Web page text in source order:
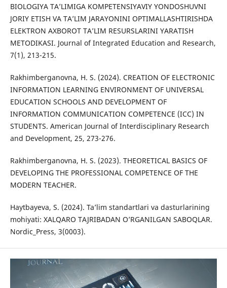
BIOLOGIYA TA’LIMIGA KOMPETENSIYAVIY YONDOSHUVNI
JORIY ETISH VA TA’LIM JARAYONINI OPTIMALLASHTIRISHDA
ELEKTRON AXBOROT TA’LIM RESURSLARINI YARATISH
METODIKASI. Journal of Integrated Education and Research,
7(1), 213-215.
Rakhimberganovna, H. S. (2024). CREATION OF ELECTRONIC
INFORMATION LEARNING ENVIRONMENT OF UNIVERSAL
EDUCATION SCHOOLS AND DEVELOPMENT OF
INFORMATION COMMUNICATION COMPETENCE (ICC) IN
STUDENTS. American Journal of Interdisciplinary Research
and Development, 25, 273-276.
Rakhimberganovna, H. S. (2023). THEORETICAL BASICS OF
DEVELOPING THE PROFESSIONAL COMPETENCE OF THE
MODERN TEACHER.
Haytbayeva, S. (2024). Ta’lim standartlari va dasturlarining
mohiyati: XALQARO TAJRIBADAN O’RGANILGAN SABOQLAR.
Nordic_Press, 3(0003).